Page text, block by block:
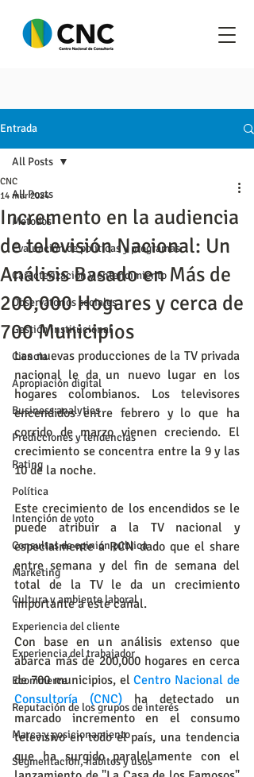
Entrada
All Posts
Metodos
Evaluación de políticas y programas
Caracterización y entendimiento
Observatorios sociales
Gestión institucional
Ciencia
Apropiación digital
Business analytics
Predicciones y tendencias
Rating
Política
Intención de voto
Consultas de opinión pública
Marketing
Cultura y ambiente laboral
Experiencia del cliente
Experiencia del trabajador
Ecommerce
Reputación de los grupos de interés
Marca y posicionamiento
Segmentación, hábitos y usos
All Posts
Incremento en la audiencia
de televisión Nacional: Un
Análisis Basado en Más de
200,000 Hogares y cerca de
700 Municipios
CNC
14 mar 2024
Las nuevas producciones de la TV privada
nacional le da un nuevo lugar en los
hogares colombianos. Los televisores
encendidos entre febrero y lo que ha
corrido de marzo vienen creciendo. El
crecimiento se concentra entre la 9 y las
10 de la noche.
Este crecimiento de los encendidos se le
puede atribuir a la TV nacional y
especialmente a RCN dado que el share
entre semana y del fin de semana del
total de la TV le da un crecimiento
importante a este canal.
Con base en un análisis extenso que
abarca más de 200,000 hogares en cerca
de 700 municipios, el Centro Nacional de
Consultoría (CNC) ha detectado un
marcado incremento en el consumo
televisivo en todo el país, una tendencia
que ha surgido paralelamente con el